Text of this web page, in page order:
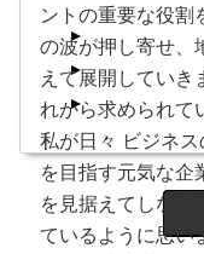
ントの重要な役割
の波が押し寄せ、
えて展開していき
れから求められて
私が日々 ビジネ
を目指す元気な企
を見据えてしなや
ているように思い